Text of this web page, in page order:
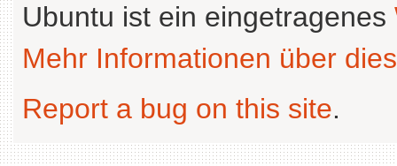
Ubuntu ist ein eingetragenes
Mehr Informationen über
Report a bug on this site.